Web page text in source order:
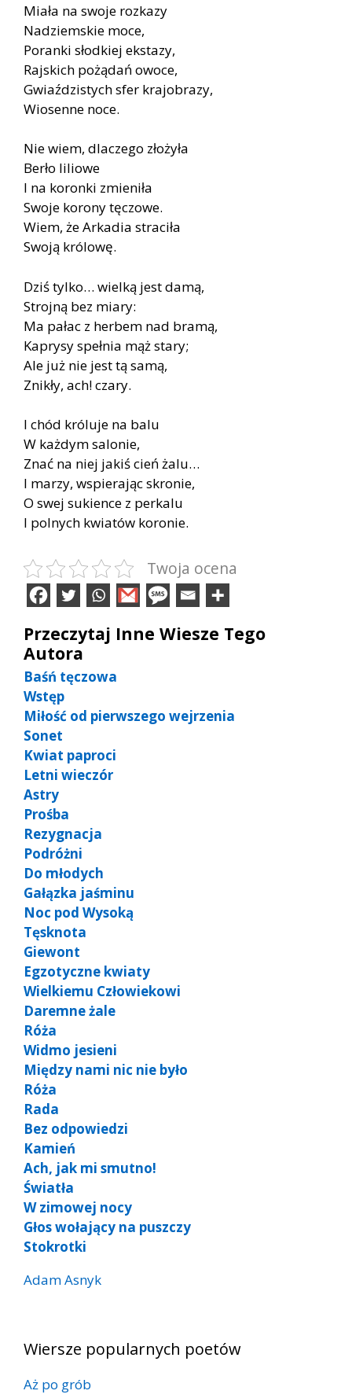
Miała na swoje rozkazy
Nadziemskie moce,
Poranki słodkiej ekstazy,
Rajskich pożądań owoce,
Gwiaździstych sfer krajobrazy,
Wiosenne noce.
Nie wiem, dlaczego złożyła
Berło liliowe
I na koronki zmieniła
Swoje korony tęczowe.
Wiem, że Arkadia straciła
Swoją królowę.
Dziś tylko… wielką jest damą,
Strojną bez miary:
Ma pałac z herbem nad bramą,
Kaprysy spełnia mąż stary;
Ale już nie jest tą samą,
Znikły, ach! czary.
I chód króluje na balu
W każdym salonie,
Znać na niej jakiś cień żalu…
I marzy, wspierając skronie,
O swej sukience z perkalu
I polnych kwiatów koronie.
Twoja ocena
Przeczytaj Inne Wiesze Tego
Autora
Baśń tęczowa
Wstęp
Miłość od pierwszego wejrzenia
Sonet
Kwiat paproci
Letni wieczór
Astry
Prośba
Rezygnacja
Podróżni
Do młodych
Gałązka jaśminu
Noc pod Wysoką
Tęsknota
Giewont
Egzotyczne kwiaty
Wielkiemu Człowiekowi
Daremne żale
Róża
Widmo jesieni
Między nami nic nie było
Róża
Rada
Bez odpowiedzi
Kamień
Ach, jak mi smutno!
Światła
W zimowej nocy
Głos wołający na puszczy
Stokrotki
Adam Asnyk
Wiersze popularnych poetów
Aż po grób